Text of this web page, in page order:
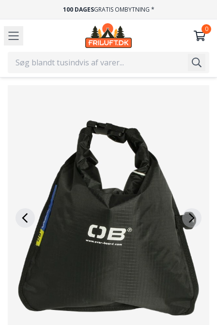
HURTIG LEVERING1-2 HVERDAGE